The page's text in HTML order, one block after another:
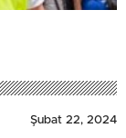
Şubat 22, 2024